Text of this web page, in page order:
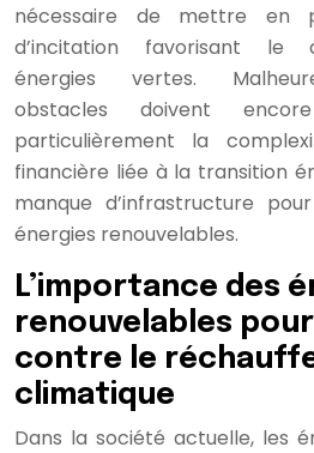
nécessaire de mettre en
d’incitation favorisant le
énergies vertes.
obstacles doivent
particulièrement la
financière liée à la transition
manque d’infrastructure
énergies renouvelables.
L’importance des
renouvelables
contre le
climatique
Dans la société actuelle, les